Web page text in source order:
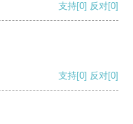
支持[0] 反对[0]
支持[0] 反对[0]